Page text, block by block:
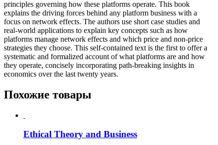
principles governing how these platforms operate. This book
explains the driving forces behind any platform business with a
focus on network effects. The authors use short case studies and
real-world applications to explain key concepts such as how
platforms manage network effects and which price and non-price
strategies they choose. This self-contained text is the first to offer a
systematic and formalized account of what platforms are and how
they operate, concisely incorporating path-breaking insights in
economics over the last twenty years.
Похожие товары
Ethical Theory and Business